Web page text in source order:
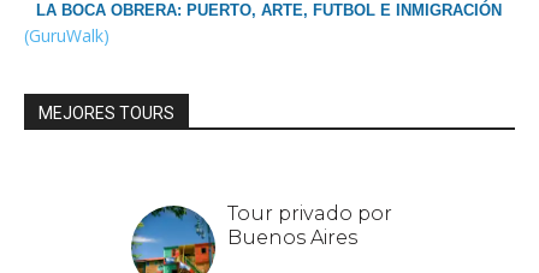
LA BOCA OBRERA: PUERTO, ARTE, FUTBOL E INMIGRACIÓN
(GuruWalk)
MEJORES TOURS